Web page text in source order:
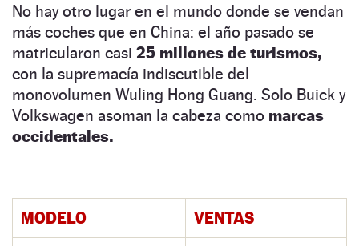
No hay otro lugar en el mundo donde se vendan
más coches que en China: el año pasado se
matricularon casi 25 millones de turismos,
con la supremacía indiscutible del
monovolumen Wuling Hong Guang. Solo Buick y
Volkswagen asoman la cabeza como marcas
occidentales.
MODELO VENTAS